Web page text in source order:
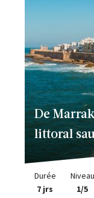
De
littoral
Durée
7 jrs
Niveau
1/5